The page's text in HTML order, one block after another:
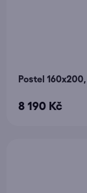
Postel
8 190 Kč